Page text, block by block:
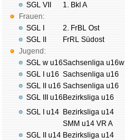
SGL VII
Frauen:
SGL I
SGL II
Jugend:
SGL w u16
SGL I u16
SGL II u16
SGL III u16
SGL I u14
SGL II u14
1. Bkl A
2. FrBL Ost
FrRL Südost
Sachsenliga u16w
Sachsenliga u16
Sachsenliga u16
Bezirksliga u16
Bezirksliga u14
SMM u14 VR A
Bezirksliga u14